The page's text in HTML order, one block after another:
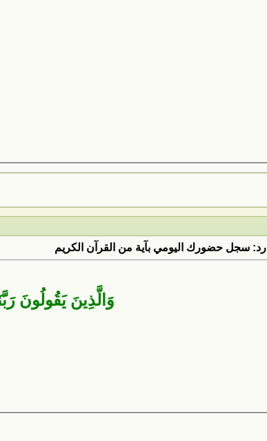
رد: سجل حضورك اليومي بآية من القرآن الكريم
وَالَّذِينَ يَقُولُونَ